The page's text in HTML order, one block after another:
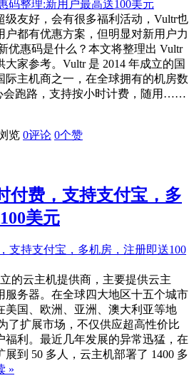
级友好，会有很多福利活动，Vultr也
户都有优惠方案，但明显对新用户力
优惠码是什么？本文将整理出 Vultr
家参考。Vultr 是 2014 年成立的国
际主机商之一，在全球拥有的机房数
会跑路，支持按小时计费，随用……
览 0评论 0个赞
付费，支持支付宝，多
美元
的云主机提供商，主要提供云主
服务器。在全球四大地区十五个城市
美国、欧洲、亚洲、澳大利亚等地
了扩展市场，不仅供应超高性价比
福利。最近几年发展的异常迅猛，在
到 50 多人，云主机部署了 1400 多
»